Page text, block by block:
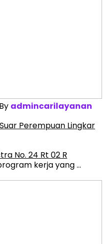
admincarilayanan
Perempuan Lingkar
No. 24 Rt 02 R
kerja yang ...